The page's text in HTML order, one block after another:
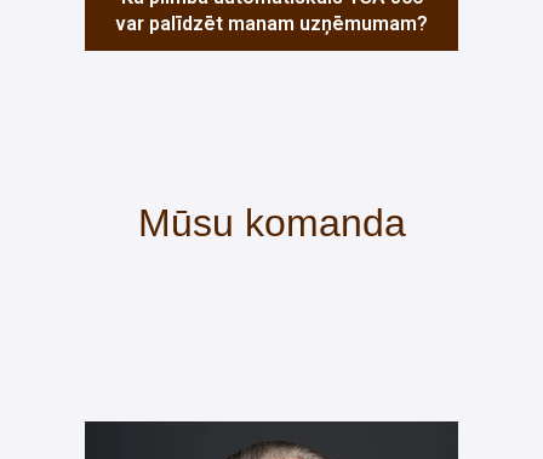
var palīdzēt manam uzņēmumam?
Mūsu komanda